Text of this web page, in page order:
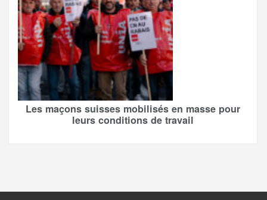
Les maçons suisses mobilisés en masse pour
leurs conditions de travail